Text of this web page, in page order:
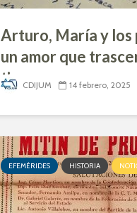
Arturo, María y los
un amor que
tiempo
CDIJUM 14 febrero, 2025
EFEMÉRIDES HISTORIA